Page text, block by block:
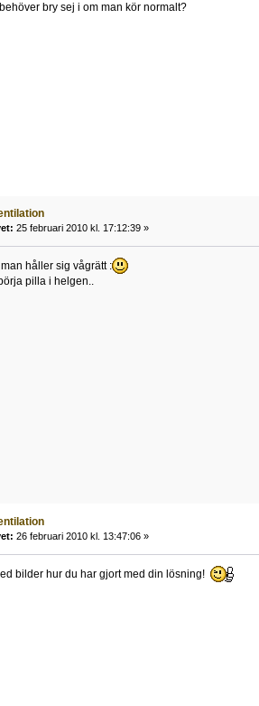
bry sej i om man kör normalt?
25 februari 2010 kl. 17:12:39 »
håller sig vågrätt :
pilla i helgen..
26 februari 2010 kl. 13:47:06 »
bilder hur du har gjort med din lösning!